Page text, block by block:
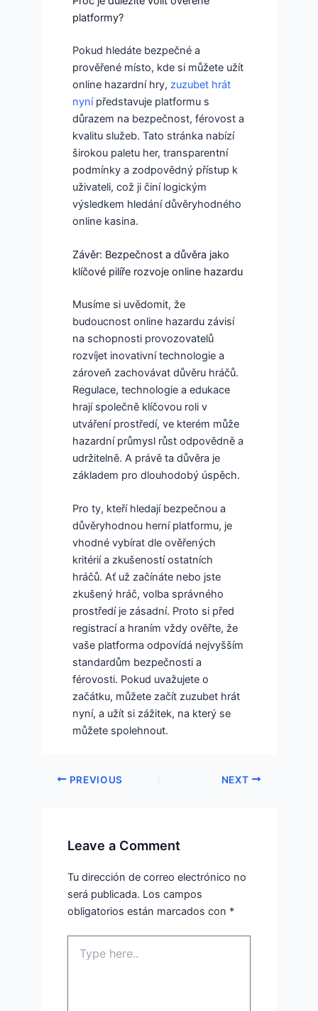
platformy?
Pokud hledáte bezpečné a
prověřené místo, kde si můžete užít
online hazardní hry,zuzubet hrát
nynípředstavuje platformu s
důrazem na bezpečnost, férovost a
kvalitu služeb. Tato stránka nabízí
širokou paletu her, transparentní
podmínky a zodpovědný přístup k
uživateli, což ji činí logickým
výsledkem hledání důvěryhodného
online kasina.
Závěr: Bezpečnost a důvěra jako
klíčové pilíře rozvoje online hazardu
Musíme si uvědomit, že
budoucnost online hazardu závisí
na schopnosti provozovatelů
rozvíjet inovativní technologie a
zároveň zachovávat důvěru hráčů.
Regulace, technologie a edukace
hrají společně klíčovou roli v
utváření prostředí, ve kterém může
hazardní průmysl růst odpovědně a
udržitelně. A právě ta důvěra je
základem pro dlouhodobý úspěch.
Pro ty, kteří hledají bezpečnou a
důvěryhodnou herní platformu, je
vhodné vybírat dle ověřených
kritérií a zkušeností ostatních
hráčů. Ať už začínáte nebo jste
zkušený hráč, volba správného
prostředí je zásadní. Proto si před
registrací a hraním vždy ověřte, že
vaše platforma odpovídá nejvyšším
standardům bezpečnosti a
férovosti. Pokud uvažujete o
začátku, můžete začít zuzubet hrát
nyní, a užít si zážitek, na který se
můžete spolehnout.
PREVIOUS NEXT
Leave a Comment
Tu dirección de correo electrónico no
será publicada. Los campos
obligatorios están marcados con *
here..